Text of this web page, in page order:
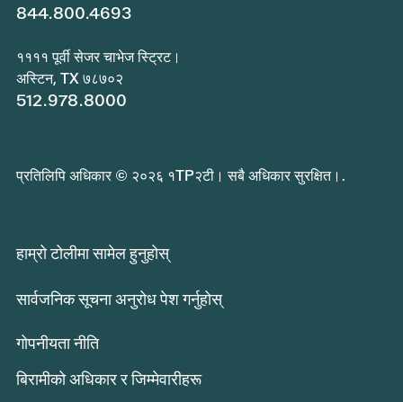
844.800.4693
११११ पूर्वी सेजर चाभेज स्ट्रिट।
अस्टिन, TX ७८७०२
512.978.8000
प्रतिलिपि अधिकार © २०२६ १TP२टी। सबै अधिकार सुरक्षित।.
हाम्रो टोलीमा सामेल हुनुहोस्
सार्वजनिक सूचना अनुरोध पेश गर्नुहोस्
गोपनीयता नीति
बिरामीको अधिकार र जिम्मेवारीहरू